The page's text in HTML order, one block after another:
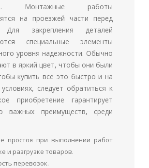
Монтажные работы
на проезжей части перед
Для закрепления деталей
специальные элементы
уровня надежности. Обычно
в яркий цвет, чтобы они были
купить все это быстро и на
условиях, следует обратиться к
приобретение гарантирует
важных преимуществ, среди
простоя при выполнении работ
и разгрузке товаров.
перевозок.